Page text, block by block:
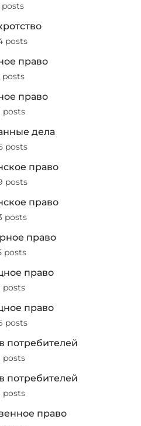
posts
posts
право
posts
право
posts
дела
posts
право
posts
право
posts
право
posts
право
posts
право
posts
потребителей
posts
потребителей
posts
право